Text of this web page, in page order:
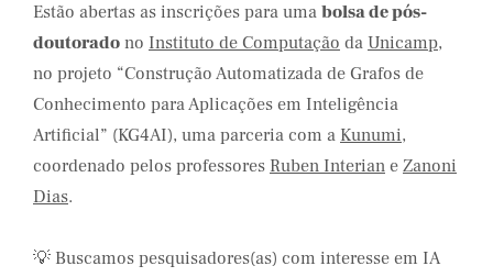
Estão abertas as inscrições para uma bolsa de pós-
doutorado no Instituto de Computação da Unicamp,
no projeto “Construção Automatizada de Grafos de
Conhecimento para Aplicações em Inteligência
Artificial” (KG4AI), uma parceria com a Kunumi,
coordenado pelos professores Ruben Interian e Zanoni
Dias.
💡 Buscamos pesquisadores(as) com interesse em IA